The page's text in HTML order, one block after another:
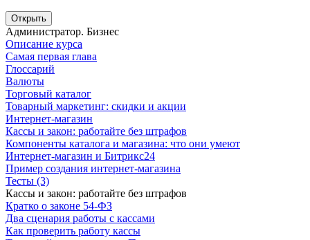
Открыть
Администратор. Бизнес
Описание курса
Самая первая глава
Глоссарий
Валюты
Торговый каталог
Товарный маркетинг: скидки и акции
Интернет-магазин
Кассы и закон: работайте без штрафов
Компоненты каталога и магазина: что они умеют
Интернет-магазин и Битрикс24
Пример создания интернет-магазина
Тесты (3)
Кассы и закон: работайте без штрафов
Кратко о законе 54-ФЗ
Два сценария работы с кассами
Как проверить работу кассы